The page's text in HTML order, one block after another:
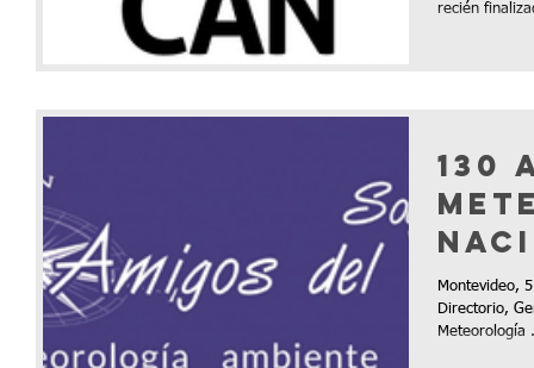
recién
130
Montevideo,
Directorio,